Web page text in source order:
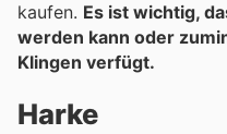
kaufen. Es ist wichtig,
werden kann oder
Klingen verfügt.
Harke